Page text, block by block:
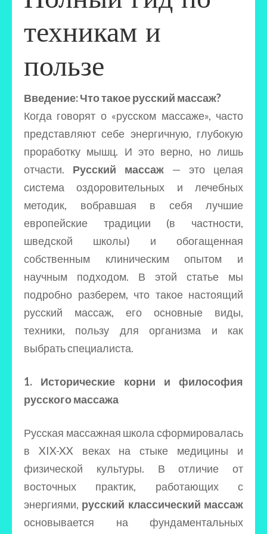
техникам и
пользе
Введение: Что такое русский массаж?
Когда говорят о «русском массаже», часто
представляют себе энергичную, глубокую
проработку мышц. И это верно, но лишь
отчасти. Русский массаж — это целая
система оздоровительных и лечебных
методик, вобравшая в себя лучшие
европейские традиции (в частности,
шведской школы) и обогащенная
собственным клиническим опытом и
научным подходом. В этой статье мы
подробно разберем, что такое настоящий
русский массаж, его основные виды,
техники, пользу для организма и как
выбрать специалиста.
1. Исторические корни и философия
русского массажа
Русская массажная школа сформировалась
в XIX-XX веках на стыке медицины и
физической культуры. В отличие от
восточных практик, работающих с
энергиями, русский классический массаж
основывается на фундаментальных